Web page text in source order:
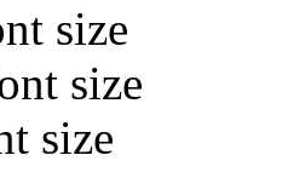
size
size
size